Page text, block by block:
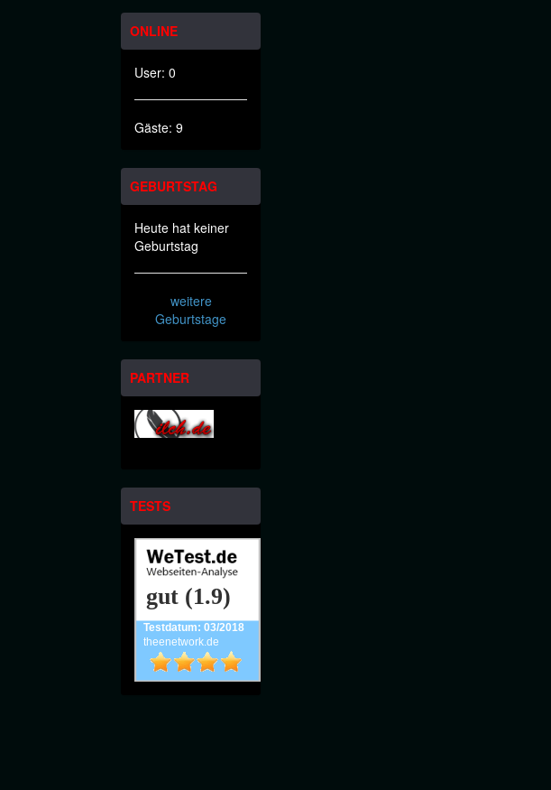
ONLINE
User: 0
Gäste: 9
GEBURTSTAG
Heute hat keiner
Geburtstag
weitere
Geburtstage
PARTNER
TESTS
gut (1.9)
Testdatum: 03/2018
theenetwork.de